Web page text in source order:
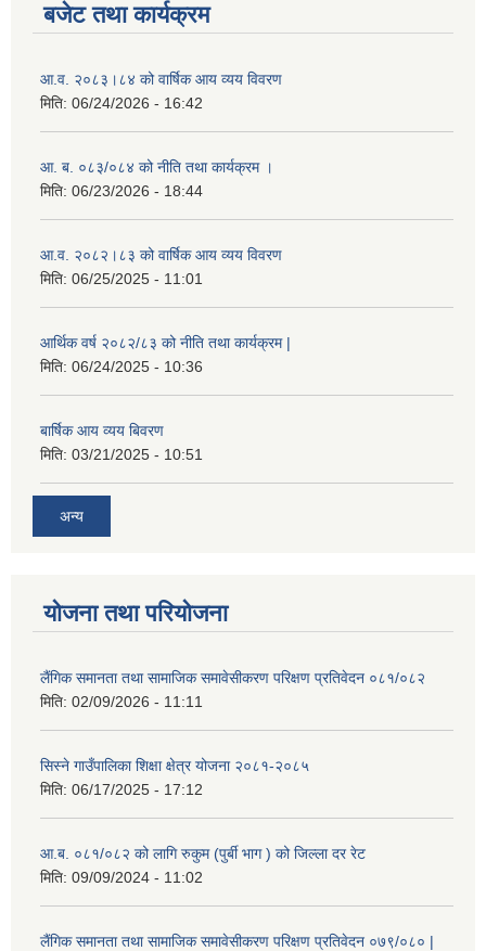
बजेट तथा कार्यक्रम
आ.व. २०८३।८४ को वार्षिक आय व्यय विवरण
मिति: 06/24/2026 - 16:42
आ. ब. ०८३/०८४ को नीति तथा कार्यक्रम ।
मिति: 06/23/2026 - 18:44
आ.व. २०८२।८३ को वार्षिक आय व्यय विवरण
मिति: 06/25/2025 - 11:01
आर्थिक वर्ष २०८२/८३ को नीति तथा कार्यक्रम |
मिति: 06/24/2025 - 10:36
बार्षिक आय व्यय बिवरण
मिति: 03/21/2025 - 10:51
अन्य
योजना तथा परियोजना
लैंगिक समानता तथा सामाजिक समावेसीकरण परिक्षण प्रतिवेदन ०८१/०८२
मिति: 02/09/2026 - 11:11
सिस्ने गाउँपालिका शिक्षा क्षेत्र योजना २०८१-२०८५
मिति: 06/17/2025 - 17:12
आ.ब. ०८१/०८२ को लागि रुकुम (पुर्बी भाग ) को जिल्ला दर रेट
मिति: 09/09/2024 - 11:02
लैंगिक समानता तथा सामाजिक समावेसीकरण परिक्षण प्रतिवेदन ०७९/०८० |